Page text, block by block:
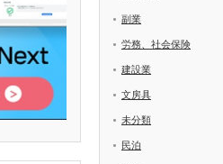
副業
労務、社会保険
建設業
文房具
未分類
民泊